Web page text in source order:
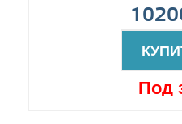
Под